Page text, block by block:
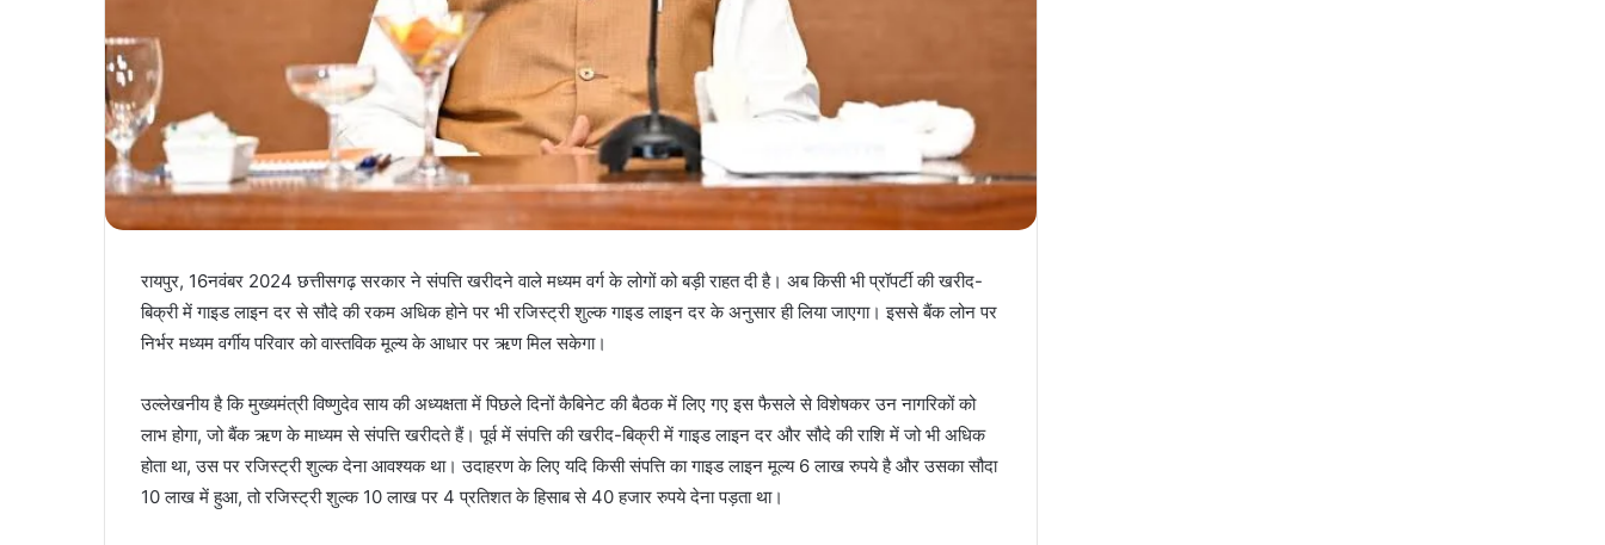
रायपुर, 16नवंबर 2024 छत्तीसगढ़ सरकार ने संपत्ति खरीदने वाले मध्यम वर्ग के लोगों को बड़ी राहत दी है। अब किसी भी प्रॉपर्टी की खरीद-
बिक्री में गाइड लाइन दर से सौदे की रकम अधिक होने पर भी रजिस्ट्री शुल्क गाइड लाइन दर के अनुसार ही लिया जाएगा। इससे बैंक लोन पर
निर्भर मध्यम वर्गीय परिवार को वास्तविक मूल्य के आधार पर ऋण मिल सकेगा।
उल्लेखनीय है कि मुख्यमंत्री विष्णुदेव साय की अध्यक्षता में पिछले दिनों कैबिनेट की बैठक में लिए गए इस फैसले से विशेषकर उन नागरिकों को
लाभ होगा, जो बैंक ऋण के माध्यम से संपत्ति खरीदते हैं। पूर्व में संपत्ति की खरीद-बिक्री में गाइड लाइन दर और सौदे की राशि में जो भी अधिक
होता था, उस पर रजिस्ट्री शुल्क देना आवश्यक था। उदाहरण के लिए यदि किसी संपत्ति का गाइड लाइन मूल्य 6 लाख रुपये है और उसका सौदा
10 लाख में हुआ, तो रजिस्ट्री शुल्क 10 लाख पर 4 प्रतिशत के हिसाब से 40 हजार रुपये देना पड़ता था।